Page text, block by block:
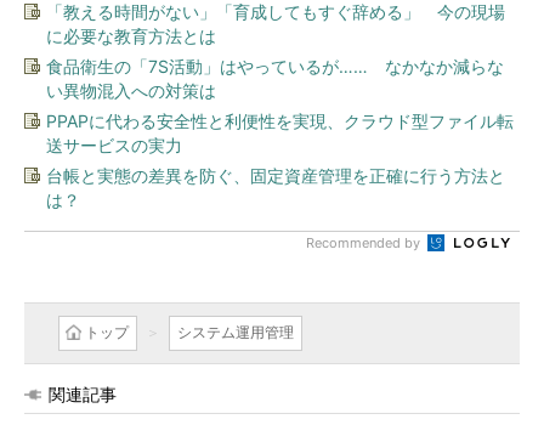
「教える時間がない」「育成してもすぐ辞める」 今の現場
に必要な教育方法とは
食品衛生の「7S活動」はやっているが…… なかなか減らな
い異物混入への対策は
PPAPに代わる安全性と利便性を実現、クラウド型ファイル転
送サービスの実力
台帳と実態の差異を防ぐ、固定資産管理を正確に行う方法と
は？
Recommended by
トップ システム運用管理
関連記事